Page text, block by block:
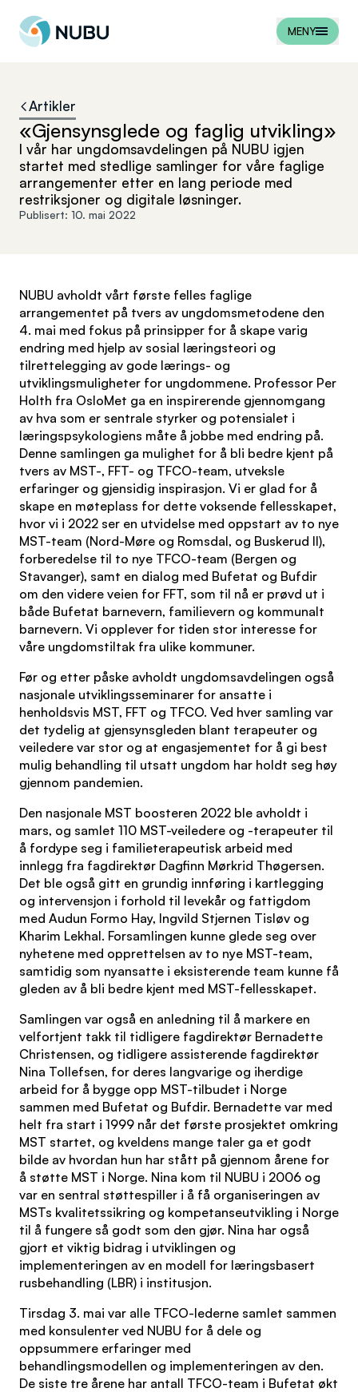
Til forsiden
MENY
Artikler
«Gjensynsglede og faglig utvikling»
I vår har ungdomsavdelingen på NUBU igjen
startet med stedlige samlinger for våre faglige
arrangementer etter en lang periode med
restriksjoner og digitale løsninger.
Publisert: 10. mai 2022
NUBU avholdt vårt første felles faglige
arrangementet på tvers av ungdomsmetodene den
4. mai med fokus på prinsipper for å skape varig
endring med hjelp av sosial læringsteori og
tilrettelegging av gode lærings- og
utviklingsmuligheter for ungdommene. Professor Per
Holth fra OsloMet ga en inspirerende gjennomgang
av hva som er sentrale styrker og potensialet i
læringspsykologiens måte å jobbe med endring på.
Denne samlingen ga mulighet for å bli bedre kjent på
tvers av MST-, FFT- og TFCO-team, utveksle
erfaringer og gjensidig inspirasjon. Vi er glad for å
skape en møteplass for dette voksende fellesskapet,
hvor vi i 2022 ser en utvidelse med oppstart av to nye
MST-team (Nord-Møre og Romsdal, og Buskerud II),
forberedelse til to nye TFCO-team (Bergen og
Stavanger), samt en dialog med Bufetat og Bufdir
om den videre veien for FFT, som til nå er prøvd ut i
både Bufetat barnevern, familievern og kommunalt
barnevern. Vi opplever for tiden stor interesse for
våre ungdomstiltak fra ulike kommuner.
Før og etter påske avholdt ungdomsavdelingen også
nasjonale utviklingsseminarer for ansatte i
henholdsvis MST, FFT og TFCO. Ved hver samling var
det tydelig at gjensynsgleden blant terapeuter og
veiledere var stor og at engasjementet for å gi best
mulig behandling til utsatt ungdom har holdt seg høy
gjennom pandemien.
Den nasjonale MST boosteren 2022 ble avholdt i
mars, og samlet 110 MST-veiledere og -terapeuter til
å fordype seg i familieterapeutisk arbeid med
innlegg fra fagdirektør Dagfinn Mørkrid Thøgersen.
Det ble også gitt en grundig innføring i kartlegging
og intervensjon i forhold til levekår og fattigdom
med Audun Formo Hay, Ingvild Stjernen Tisløv og
Kharim Lekhal. Forsamlingen kunne glede seg over
nyhetene med opprettelsen av to nye MST-team,
samtidig som nyansatte i eksisterende team kunne få
gleden av å bli bedre kjent med MST-fellesskapet.
Samlingen var også en anledning til å markere en
velfortjent takk til tidligere fagdirektør Bernadette
Christensen, og tidligere assisterende fagdirektør
Nina Tollefsen, for deres langvarige og iherdige
arbeid for å bygge opp MST-tilbudet i Norge
sammen med Bufetat og Bufdir. Bernadette var med
helt fra start i 1999 når det første prosjektet omkring
MST startet, og kveldens mange taler ga et godt
bilde av hvordan hun har stått på gjennom årene for
å støtte MST i Norge. Nina kom til NUBU i 2006 og
var en sentral støttespiller i å få organiseringen av
MSTs kvalitetssikring og kompetanseutvikling i Norge
til å fungere så godt som den gjør. Nina har også
gjort et viktig bidrag i utviklingen og
implementeringen av en modell for læringsbasert
rusbehandling (LBR) i institusjon.
Tirsdag 3. mai var alle TFCO-lederne samlet sammen
med konsulenter ved NUBU for å dele og
oppsummere erfaringer med
behandlingsmodellen og implementeringen av den.
De siste tre årene har antall TFCO-team i Bufetat økt